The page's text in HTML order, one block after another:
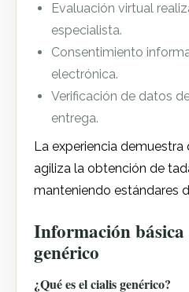
Evaluación virtual
especialista.
Consentimiento
electrónica.
Verificación de datos
entrega.
La experiencia
agiliza la obtención de
manteniendo estándares
Información básica
genérico
¿Qué es el cialis genérico?